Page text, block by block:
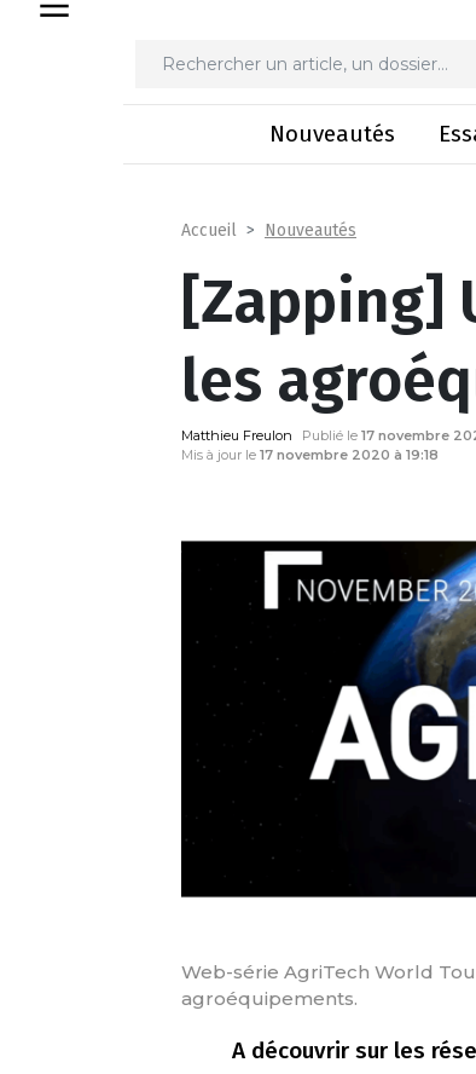
Nouveautés
Accueil Nouveautés
[Zapping]
les
Matthieu Freulon Publié le 17 novembre
Mis à jour le 17 novembre 2020 à 19:18
Web-série AgriTech World
agroéquipements.
A découvrir sur les